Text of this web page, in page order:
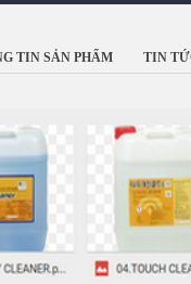
TIN SẢN PHẨM TIN